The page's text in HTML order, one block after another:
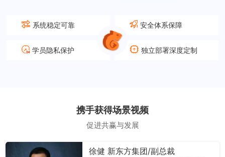
系统稳定可靠 安全体系保障
学员隐私保护 独立部署深度定制
携手获得场景视频
促进共赢与发展
徐健 新东方集团/副总裁